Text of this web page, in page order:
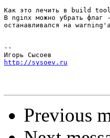
Как это лечить в build
В nginx можно убрать
останавливался на
--
http://sysoev.ru
Previous